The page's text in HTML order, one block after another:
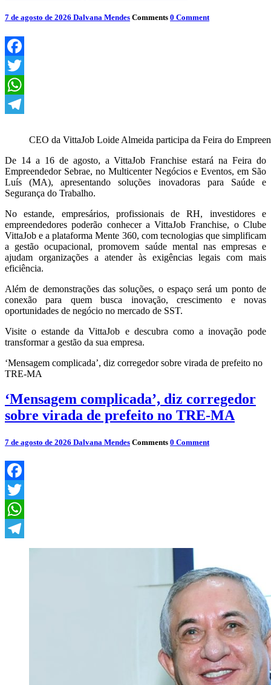
7 de agosto de 2026 Dalvana Mendes Comments 0 Comment
Facebook
Twitter
WhatsApp
CEO da VittaJob Loide Almeida participa da Feira do
De 14 a 16 de agosto, a VittaJob Franchise estará na Feira do
Empreendedor Sebrae, no Multicenter Negócios e Eventos, em São
Luís (MA), apresentando soluções inovadoras para Saúde e
Segurança do Trabalho.
No estande, empresários, profissionais de RH, investidores e
empreendedores poderão conhecer a VittaJob Franchise, o Clube
VittaJob e a plataforma Mente 360, com tecnologias que simplificam
a gestão ocupacional, promovem saúde mental nas empresas e
ajudam organizações a atender às exigências legais com mais
eficiência.
Além de demonstrações das soluções, o espaço será um ponto de
conexão para quem busca inovação, crescimento e novas
oportunidades de negócio no mercado de SST.
Visite o estande da VittaJob e descubra como a inovação pode
transformar a gestão da sua empresa.
‘Mensagem complicada’, diz corregedor sobre virada de prefeito no
TRE-MA
‘Mensagem complicada’, diz corregedor
sobre virada de prefeito no TRE-MA
7 de agosto de 2026 Dalvana Mendes Comments 0 Comment
Facebook
Twitter
WhatsApp
Telegram